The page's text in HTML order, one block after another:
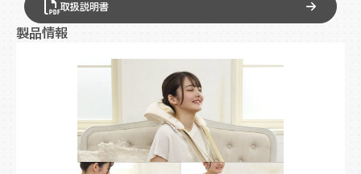
※こちらは販売ルートが限定された商品となります。
取扱説明書
製品情報